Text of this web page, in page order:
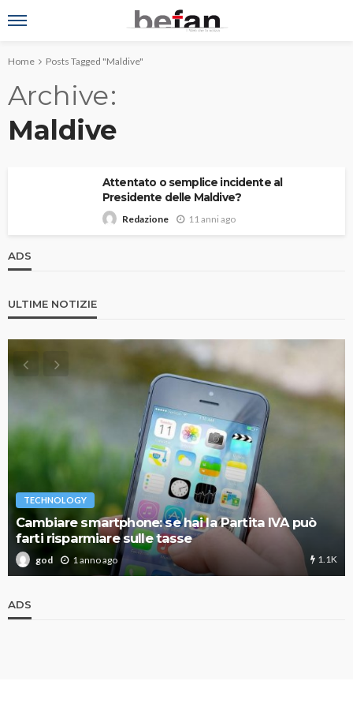
Home Posts Tagged "Maldive"
Archive
Maldive
Attentato o semplice incidente al
Presidente delle Maldive?
Redazione 11 anni ago
ADS
ULTIME NOTIZIE
TECHNOLOGY
Cambiare smartphone: se hai la Partita IVA può
farti risparmiare sulle tasse
god 1 anno ago 1.1K
ADS